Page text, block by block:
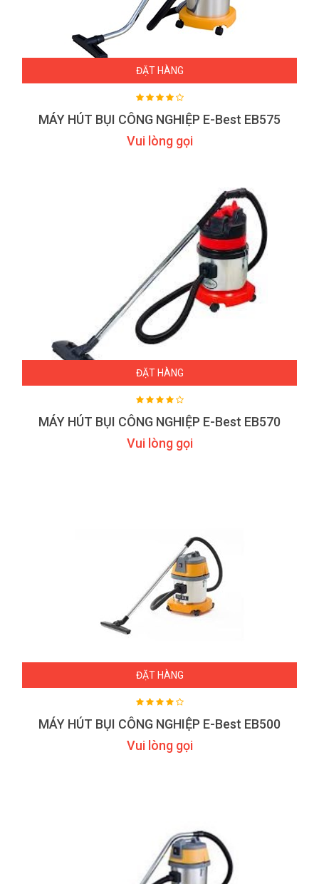
ĐẶT HÀNG
MÁY HÚT BỤI CÔNG NGHIỆP E-Best EB575
Vui lòng gọi
ĐẶT HÀNG
MÁY HÚT BỤI CÔNG NGHIỆP E-Best EB570
Vui lòng gọi
ĐẶT HÀNG
MÁY HÚT BỤI CÔNG NGHIỆP E-Best EB500
Vui lòng gọi